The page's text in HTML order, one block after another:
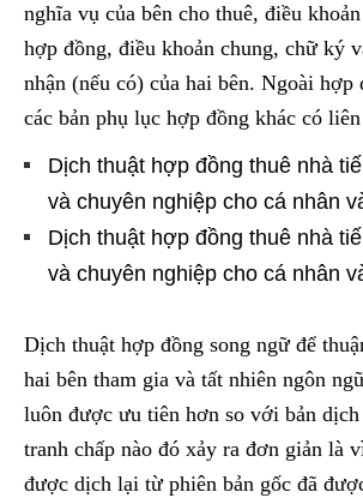
nghĩa vụ của bên cho thuê, điều
hợp đồng, điều khoản chung, chữ ký
nhận (nếu có) của hai bên. Ngoài hợp
các bản phụ lục hợp đồng khác có
Dịch thuật hợp đồng thuê nhà
và chuyên nghiệp cho cá nhân
Dịch thuật hợp đồng thuê nhà
và chuyên nghiệp cho cá nhân
Dịch thuật hợp đồng song ngữ để
hai bên tham gia và tất nhiên ngôn
luôn được ưu tiên hơn so với bản dịch
tranh chấp nào đó xảy ra đơn giản là
được dịch lại từ phiên bản gốc đã